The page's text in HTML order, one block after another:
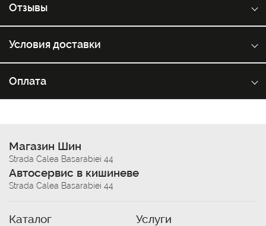
Отзывы
Условия доставки
Оплата
Магазин Шин
Strada Calea Basarabiei 44
Автосервис в кишиневе
Strada Calea Basarabiei 44
Каталог Услуги